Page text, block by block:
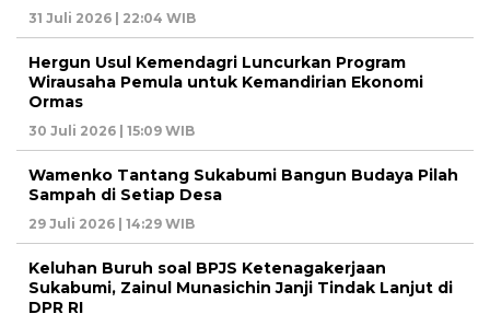
31 Juli 2026 | 22:04 WIB
Hergun Usul Kemendagri Luncurkan Program
Wirausaha Pemula untuk Kemandirian Ekonomi
Ormas
30 Juli 2026 | 15:09 WIB
Wamenko Tantang Sukabumi Bangun Budaya Pilah
Sampah di Setiap Desa
29 Juli 2026 | 14:29 WIB
Keluhan Buruh soal BPJS Ketenagakerjaan
Sukabumi, Zainul Munasichin Janji Tindak Lanjut di
DPR RI